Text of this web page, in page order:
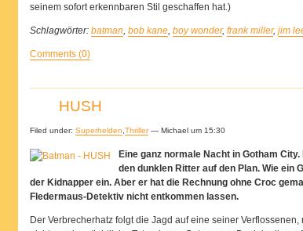
seinem sofort erkennbaren Stil geschaffen hat.)
Schlagwörter: batman, bob kane, boy wonder, frank miller, jim
Comments (0)
HUSH
Filed under: Superhelden,Thriller— Michael um 15:30
Eine ganz normale Nacht in Gotham
den dunklen Ritter auf den Plan. Wie ein
der Kidnapper ein. Aber er hat die Rechnung ohne Croc
Fledermaus-Detektiv nicht entkommen lassen.
Der Verbrecherhatz folgt die Jagd auf eine seiner